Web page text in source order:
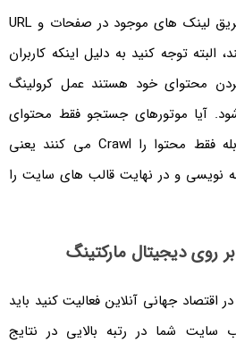
عنکبوت ها می توانند از طریق لینک های موجود در صفحات و URL
توجه کنید به دلیل اینکه کاربران
محتوای خود هستند عمل کرولینگ
آیا موتورهای جستجو فقط محتوای
متنی را کرول می کنند؟ بله فقط محتوا را Crawl می کنند یعنی
نویسی و در نهایت قالب های سایت را
روی دیجیتال مارکتینگ
اقتصاد جهانی آنلاین فعالیت کنید باید
شما در رتبه بالایی در نتایج